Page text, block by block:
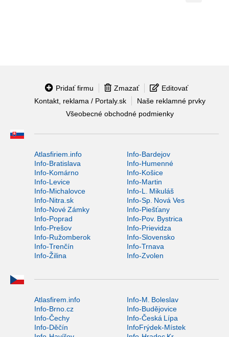
Pridať firmu Zmazať
Editovať
Kontakt, reklama / Portaly.sk
Naše reklamné prvky
Všeobecné obchodné podmienky
Atlasfiriem.info
Info-Bardejov
Info-Bratislava
Info-Humenné
Info-Komárno
Info-Košice
Info-Levice
Info-Martin
Info-Michalovce
Info-L. Mikuláš
Info-Nitra.sk
Info-Sp. Nová Ves
Info-Nové Zámky
Info-Piešťany
Info-Poprad
Info-Pov. Bystrica
Info-Prešov
Info-Prievidza
Info-Ružomberok
Info-Slovensko
Info-Trenčín
Info-Trnava
Info-Žilina
Info-Zvolen
Atlasfirem.info
Info-M. Boleslav
Info-Brno.cz
Info-Budějovice
Info-Čechy
Info-Česká Lípa
Info-Děčín
InfoFrýdek-Místek